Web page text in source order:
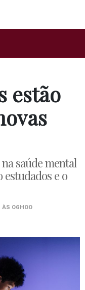
estão
saúde mental
estudados e o
ÀS 06H00